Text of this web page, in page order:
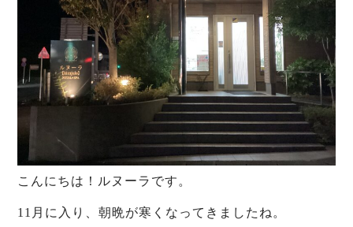
こんにちは！ルヌーラです。
11月に入り、朝晩が寒くなってきましたね。